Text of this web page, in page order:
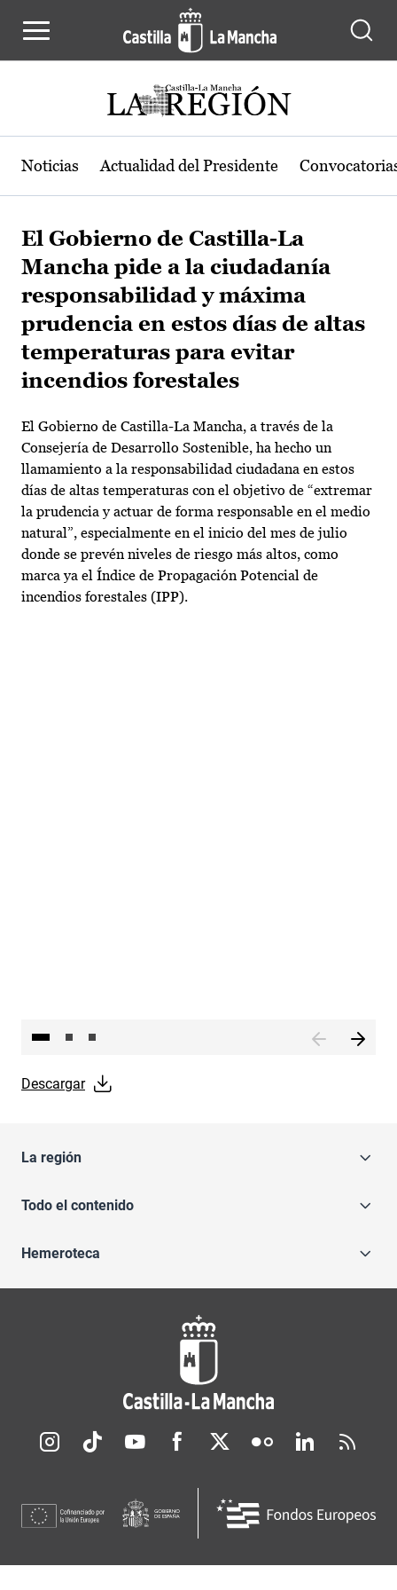
Noticias Actualidad del Presidente
El Gobierno de Castilla-La
Mancha pide a la ciudadanía
responsabilidad y máxima
prudencia en estos días de altas
temperaturas para evitar
incendios forestales
El Gobierno de Castilla-La Mancha, a través de la
Consejería de Desarrollo Sostenible, ha hecho un
llamamiento a la responsabilidad ciudadana en estos
días de altas temperaturas con el objetivo de “extremar
la prudencia y actuar de forma responsable en el medio
natural”, especialmente en el inicio del mes de julio
donde se prevén niveles de riesgo más altos, como
marca ya el Índice de Propagación Potencial de
incendios forestales (IPP).
Descargar
La región
Todo el contenido
Hemeroteca
Redes sociales JCCM